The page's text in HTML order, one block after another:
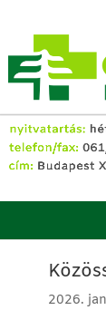
2026.